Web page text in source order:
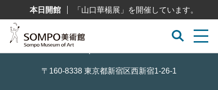
テ
本日開館 「山口華楊展」を開催しています。
〒160-8338 東京都新宿区西新宿1-26-1